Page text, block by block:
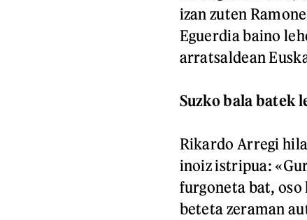
izan zuten
Eguerdia baino
arratsaldean
Suzko bala batek
Rikardo Arregi
inoiz istripua:
furgoneta bat, oso
beteta zeraman